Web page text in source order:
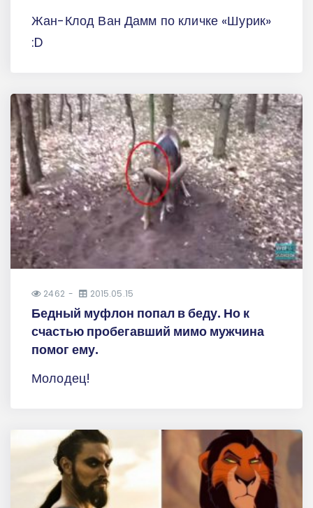
Жан-Клод Ван Дамм по кличке «Шурик»
:D
2462 2015.05.15
Бедный муфлон попал в беду. Но к
счастью пробегавший мимо мужчина
помог ему.
Молодец!